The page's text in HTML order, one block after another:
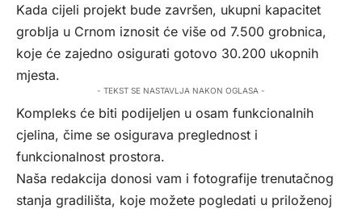
Kada cijeli projekt bude završen, ukupni kapacitet
groblja u Crnom iznosit će više od 7.500 grobnica,
koje će zajedno osigurati gotovo 30.200 ukopnih
mjesta.
- TEKST SE NASTAVLJA NAKON OGLASA -
Kompleks će biti podijeljen u osam funkcionalnih
cjelina, čime se osigurava preglednost i
funkcionalnost prostora.
Naša redakcija donosi vam i fotografije trenutačnog
stanja gradilišta, koje možete pogledati u priloženoj